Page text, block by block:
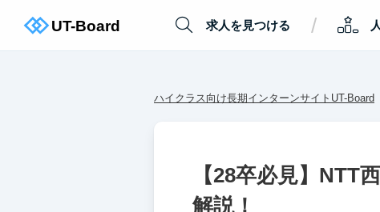
求人を見つける /
ハイクラス向け長期インターンサイトUT-Board
【28卒必見】NTT
解説！